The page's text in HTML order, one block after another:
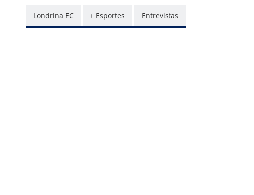
Londrina EC + Esportes Entrevistas